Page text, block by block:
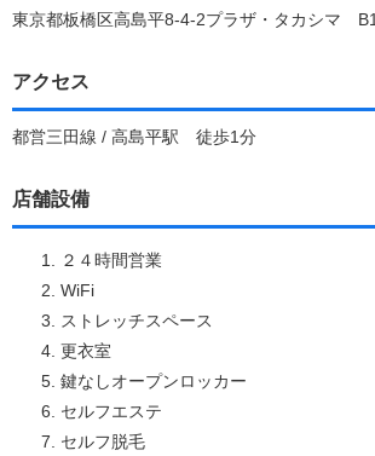
東京都板橋区高島平8-4-2プラザ・タカシマ
アクセス
都営三田線 / 高島平駅 徒歩1分
店舗設備
２４時間営業
WiFi
ストレッチスペース
更衣室
鍵なしオープンロッカー
セルフエステ
セルフ脱毛